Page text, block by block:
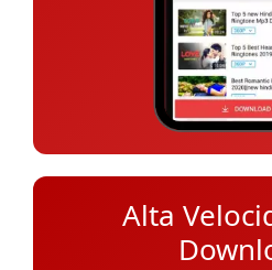
Alta